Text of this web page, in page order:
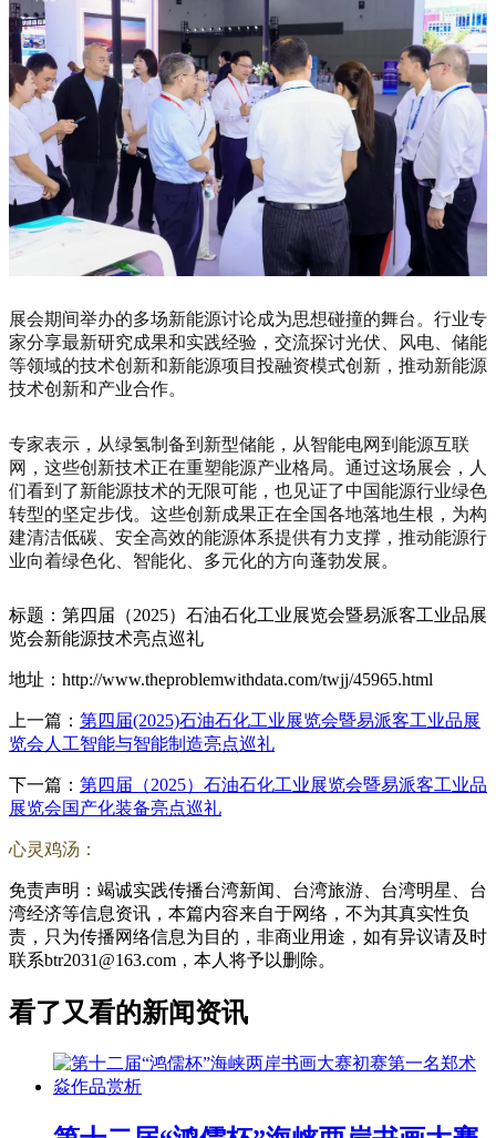
展会期间举办的多场新能源讨论成为思想碰撞的舞台。行业专
家分享最新研究成果和实践经验，交流探讨光伏、风电、储能
等领域的技术创新和新能源项目投融资模式创新，推动新能源
技术创新和产业合作。
专家表示，从绿氢制备到新型储能，从智能电网到能源互联
网，这些创新技术正在重塑能源产业格局。通过这场展会，人
们看到了新能源技术的无限可能，也见证了中国能源行业绿色
转型的坚定步伐。这些创新成果正在全国各地落地生根，为构
建清洁低碳、安全高效的能源体系提供有力支撑，推动能源行
业向着绿色化、智能化、多元化的方向蓬勃发展。
标题：第四届（2025）石油石化工业展览会暨易派客工业品展
览会新能源技术亮点巡礼
地址：http://www.theproblemwithdata.com/twjj/45965.html
上一篇： 第四届(2025)石油石化工业展览会暨易派客工业品展
览会人工智能与智能制造亮点巡礼
下一篇： 第四届（2025）石油石化工业展览会暨易派客工业品
展览会国产化装备亮点巡礼
心灵鸡汤：
免责声明：竭诚实践传播台湾新闻、台湾旅游、台湾明星、台
湾经济等信息资讯，本篇内容来自于网络，不为其真实性负
责，只为传播网络信息为目的，非商业用途，如有异议请及时
联系btr2031@163.com，本人将予以删除。
看了又看的新闻资讯